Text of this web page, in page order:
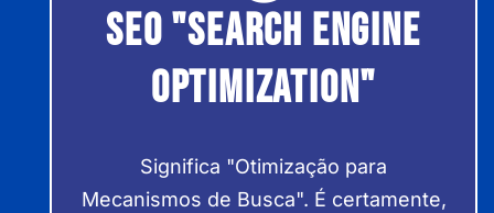
SEO "Search Engine
Optimization"
Significa "Otimização para
Mecanismos de Busca". É certamente,